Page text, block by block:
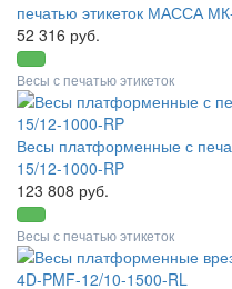
печатью этикеток МАССА
52 316 руб.
Весы с печатью этикеток
Весы платформенные с
15/12-1000-RP
123 808 руб.
Весы с печатью этикеток